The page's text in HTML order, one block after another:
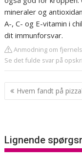
mineraler og
A-, C- og E-vitamin i
dit immunforsvar.
Anmodning om
Se det fulde svar på
Hvem fandt på
Lignende